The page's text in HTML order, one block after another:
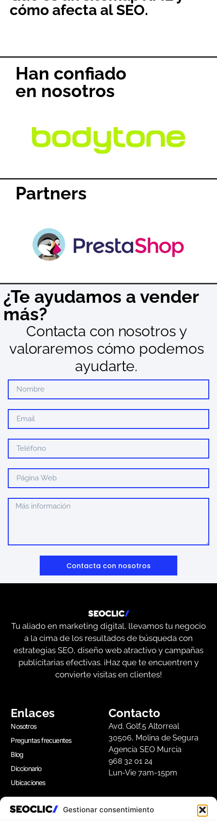
Gestionar consentimiento
cómo afecta al SEO.
Han confiado
en nosotros
Partners
¿Te ayudamos a vender
más?
Contacta con nosotros y
valoraremos cómo podemos
ayudarte.
Contacta con nosotros
Tu aliado en marketing digital, llevamos tu negocio
a la cima de los resultados de búsqueda con
estrategias SEO, diseño web atractivo y campañas
publicitarias efectivas. ¡Haz que te encuentren y
convierte visitas en clientes!
Enlaces
Nosotros
Preguntas frecuentes
Blog
Diccionario
Ubicaciones
Contacto
Avd. Golf,5 Altorreal
30506, Molina de Segura
Agencia SEO Murcia
968 32 01 24
Lun-Vie 7am-15pm
Apúntate a nuestra Newsletter